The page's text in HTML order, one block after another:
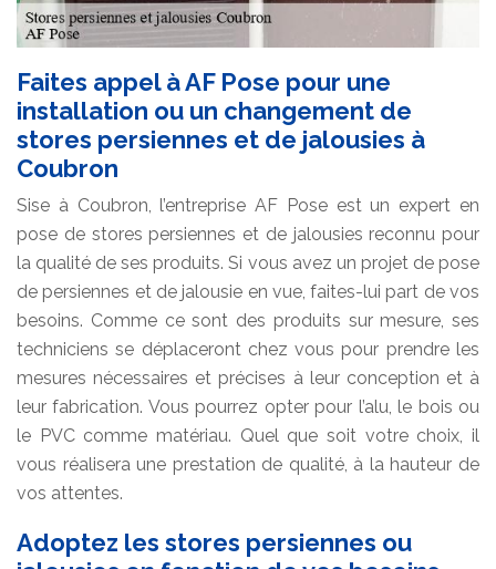
Faites appel à AF Pose pour une
installation ou un changement de
stores persiennes et de jalousies à
Coubron
Sise à Coubron, l’entreprise AF Pose est un expert en
pose de stores persiennes et de jalousies reconnu pour
la qualité de ses produits. Si vous avez un projet de pose
de persiennes et de jalousie en vue, faites-lui part de vos
besoins. Comme ce sont des produits sur mesure, ses
techniciens se déplaceront chez vous pour prendre les
mesures nécessaires et précises à leur conception et à
leur fabrication. Vous pourrez opter pour l’alu, le bois ou
le PVC comme matériau. Quel que soit votre choix, il
vous réalisera une prestation de qualité, à la hauteur de
vos attentes.
Adoptez les stores persiennes ou